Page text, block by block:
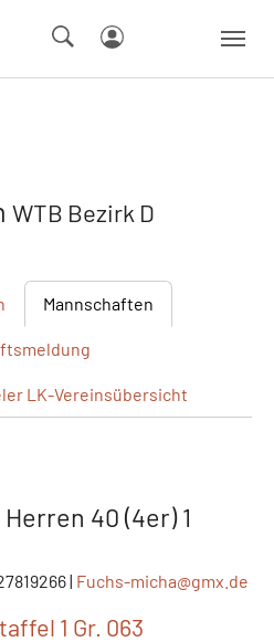
WTB Bezirk D
Mannschaften
LK-Vereinsübersicht
40 (4er) 1
| Fuchs-micha@gmx.de
1 Gr. 063